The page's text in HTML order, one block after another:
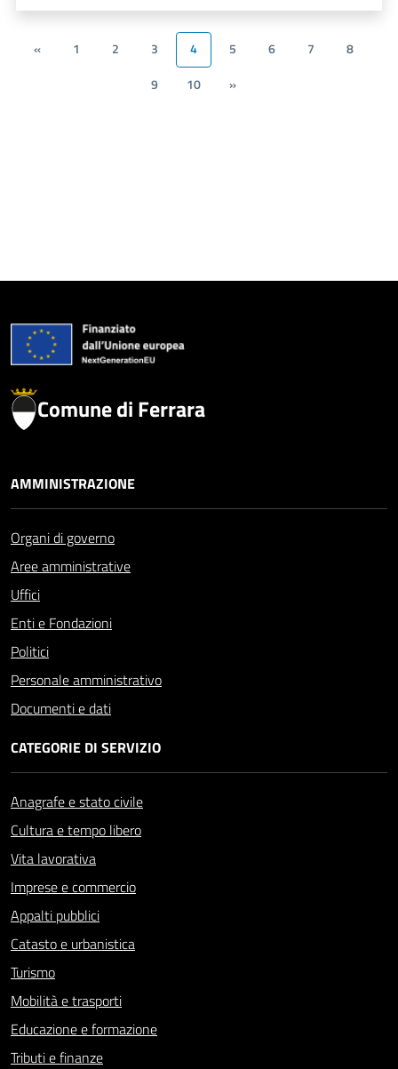
« 1 2 3 4 5 6 7
8
9
10 »
Comune di Ferrara
AMMINISTRAZIONE
Organi di governo
Aree amministrative
Uffici
Enti e Fondazioni
Politici
Personale amministrativo
Documenti e dati
CATEGORIE DI SERVIZIO
Anagrafe e stato civile
Cultura e tempo libero
Vita lavorativa
Imprese e commercio
Appalti pubblici
Catasto e urbanistica
Turismo
Mobilità e trasporti
Educazione e formazione
Tributi e finanze